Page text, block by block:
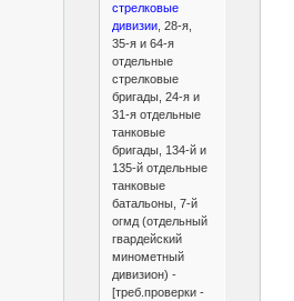
стрелковые
дивизии, 28-я,
35-я и 64-я
отдельные
стрелковые
бригады, 24-я и
31-я отдельные
танковые
бригады, 134-й и
135-й отдельные
танковые
батальоны, 7-й
огмд (отдельный
гвардейский
минометный
дивизион) -
[треб.проверки -